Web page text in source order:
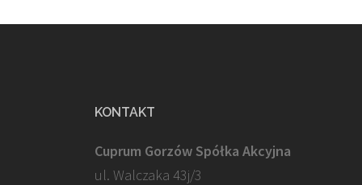
KONTAKT
Cuprum Gorzów Spółka Akcyjna
ul. Walczaka 43j/3